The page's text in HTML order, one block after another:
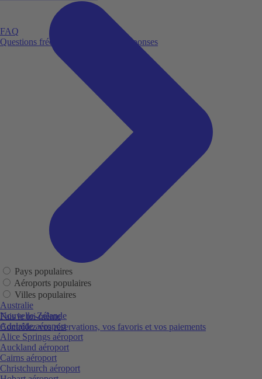
FAQ
Questions fréquemment posées et réponses
Fais le toi-même
Contrôlez vos réservations, vos favoris et vos paiements
Pays populaires
Aéroports populaires
Villes populaires
Australie
Nouvelle-Zélande
Adelaide aéroport
Alice Springs aéroport
Auckland aéroport
Cairns aéroport
Christchurch aéroport